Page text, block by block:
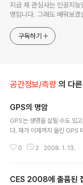
지금 제 관심사는 인공지
명입니다. 그래도 배워보
구독하기
공간정보/측량 의 다
GPS의 명암
GPS는 생명을 살릴 수도 있
다. 제가 이제까지 올린 GPS
스를 정리해 보겠습니다. 제일
S를 가지고 가서 등반한 궤적
0 2 2008. 1. 13.
CES 2008에 출품된